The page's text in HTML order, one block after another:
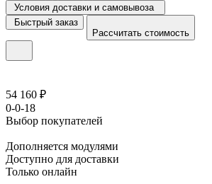
Условия доставки и самовывоза
Быстрый заказ
Рассчитать стоимость
54 160 ₽
0-0-18
Выбор покупателей
Дополняется модулями
Доступно для доставки
Только онлайн